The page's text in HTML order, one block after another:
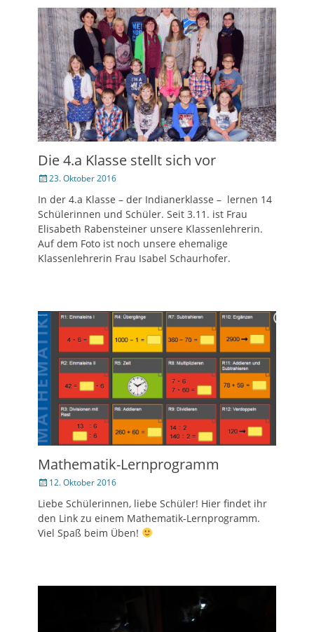
Die 4.a Klasse stellt sich vor
Veröffentlicht
23. Oktober 2016
In der 4.a Klasse – der Indianerklasse – lernen 14
Schülerinnen und Schüler. Seit 3.11. ist Frau
Elisabeth Rabensteiner unsere Klassenlehrerin.
Auf dem Foto ist noch unsere ehemalige
Klassenlehrerin Frau Isabel Schaurhofer.
Mathematik-Lernprogramm
Veröffentlicht
12. Oktober 2016
Liebe Schülerinnen, liebe Schüler! Hier findet ihr
den Link zu einem Mathematik-Lernprogramm.
Viel Spaß beim Üben!